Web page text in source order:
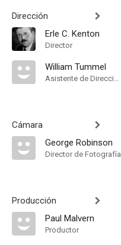
Dirección
Erle C. Kenton
Director
William Tummel
Asistente de Dirección
Cámara
George Robinson
Director de Fotografía
Producción
Paul Malvern
Productor